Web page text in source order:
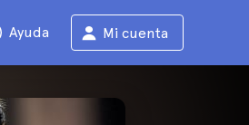
Ayuda Mi cuenta